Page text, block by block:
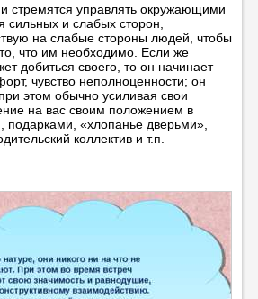
стремятся управлять окружающими
и слабых сторон,
на слабые стороны людей, чтобы
что им необходимо. Если же
добиться своего, то он начинает
чувство неполноценности; он
этом обычно усиливая свои
на вас своим положением в
подарками, «хлопанье дверьми»,
коллектив и т.п.